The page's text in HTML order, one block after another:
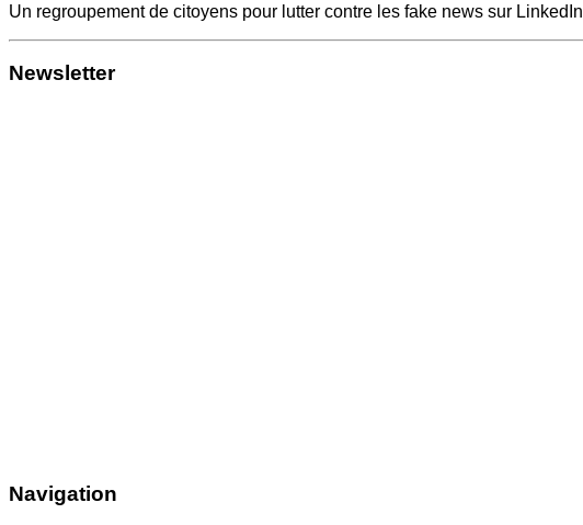
Un regroupement de citoyens pour lutter contre les fake news sur LinkedIn
Newsletter
Navigation